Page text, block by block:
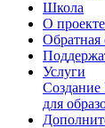
Школа
О проекте
Обратная
Услуги
Создание
для